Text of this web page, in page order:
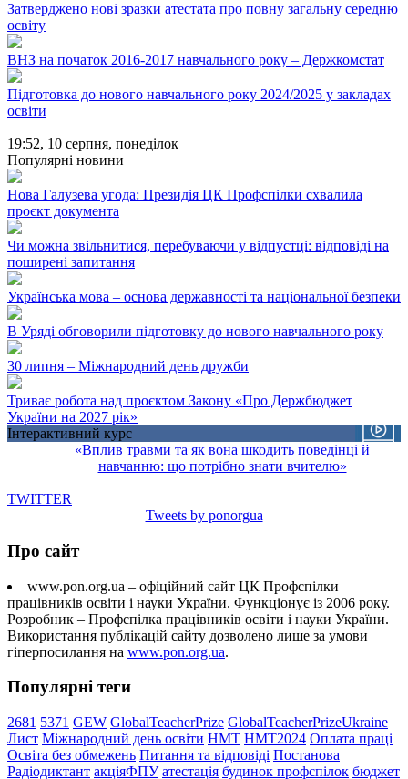
Затверджено нові зразки атестата про повну загальну середню
освіту
ВНЗ на початок 2016-2017 навчального року – Держкомстат
Підготовка до нового навчального року 2024/2025 у закладах
освіти
19:52, 10 серпня, понеділок
Популярні новини
Нова Галузева угода: Президія ЦК Профспілки схвалила
проєкт документа
Чи можна звільнитися, перебуваючи у відпустці: відповіді на
поширені запитання
Українська мова – основа державності та національної безпеки
В Уряді обговорили підготовку до нового навчального року
30 липня – Міжнародний день дружби
Триває робота над проєктом Закону «Про Держбюджет
України на 2027 рік»
Інтерактивний курс
«Вплив травми та як вона шкодить поведінці й
навчанню: що потрібно знати вчителю»
TWITTER
Tweets by ponorgua
Про сайт
www.pon.org.ua – офіційний сайт ЦК Профспілки
працівників освіти і науки України. Функціонує із 2006 року.
Розробник – Профспілка працівників освіти і науки України.
Використання публікацій сайту дозволено лише за умови
гіперпосилання на www.pon.org.ua.
Популярні теги
2681 5371 GEW GlobalTeacherPrize GlobalTeacherPrizeUkraine
Лист Міжнародний день освіти НМТ НМТ2024 Оплата праці
Освіта без обмежень Питання та відповіді Постанова
Радіодиктант акціяФПУ атестація будинок профспілок бюджет